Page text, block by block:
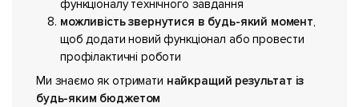
функціоналу технічного завдання
можливість звернутися в будь-який момент,
щоб додати новий функціонал або провести
профілактичні роботи
Ми знаємо як отримати найкращий результат із
будь-яким бюджетом